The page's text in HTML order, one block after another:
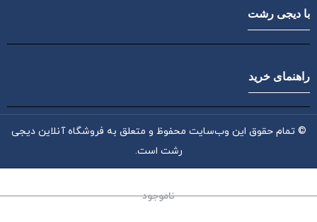
ناموجود
با دیجی رشت
راهنمای خرید
© تمام حقوق این وب‌سایت محفوظ و متعلق به فروشگاه آنلاین دیجی
رشت است.